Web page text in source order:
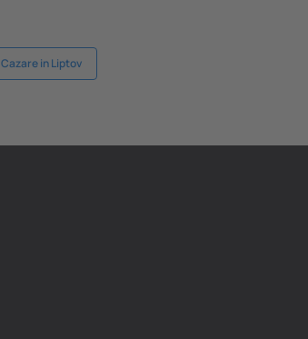
Cazare in Liptov